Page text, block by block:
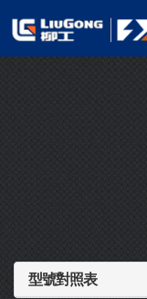
型號對照表